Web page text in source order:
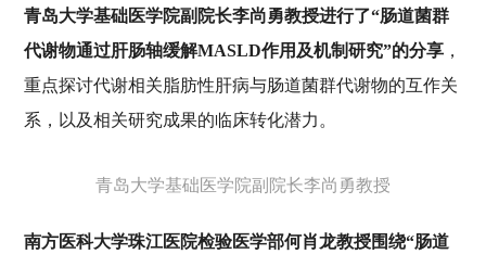
青岛大学基础医学院副院长李尚勇教授进行了“肠道菌群
代谢物通过肝肠轴缓解MASLD作用及机制研究”的分享，
重点探讨代谢相关脂肪性肝病与肠道菌群代谢物的互作关
系，以及相关研究成果的临床转化潜力。
青岛大学基础医学院副院长李尚勇教授
南方医科大学珠江医院检验医学部何肖龙教授围绕“肠道